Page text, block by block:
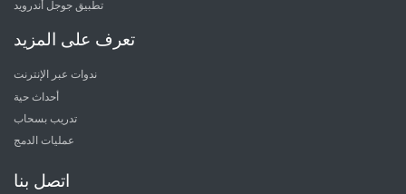
تطبيق جوجل أندرويد
تعرف على المزيد
ندوات عبر الإنترنت
أحداث حية
تدريب بسحاب
عمليات الدمج
اتصل بنا